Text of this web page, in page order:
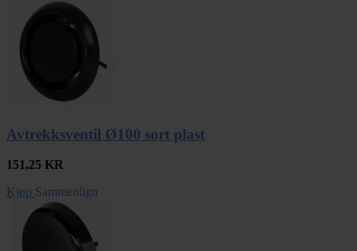
Avtrekksventil Ø100 sort plast
151,25 KR
Kjøp Sammenlign